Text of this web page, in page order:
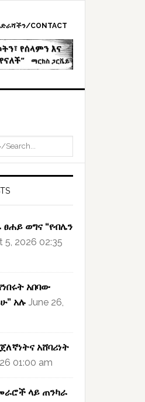
CONTACT
ወግና “የብሌን
5, 2026 02:35
አበባው
አሉ June 26,
አሸባሪነት
01:00 am
ላይ ጠንካራ